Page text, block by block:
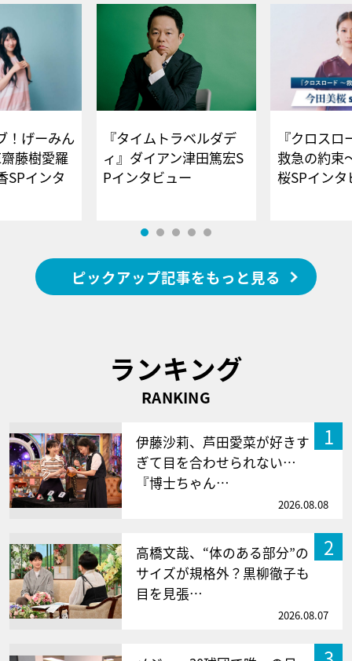
！げーみん
藤樹愛羅
SPインタ
『タイムトラベルダデ
ィ』ダイアン津田篤宏S
Pインタビュー
『クロス
救急の約束
桜SPイ
ピックアップ記事をもっと見る
ランキング
RANKING
1
伊藤沙莉、芦田愛菜が好きす
ぎて目を合わせられない…
『博士ちゃん…
2026.08.08
2
高橋文哉、“体のある部分”の
サイズが規格外？黒柳徹子も
目を見張…
2026.08.07